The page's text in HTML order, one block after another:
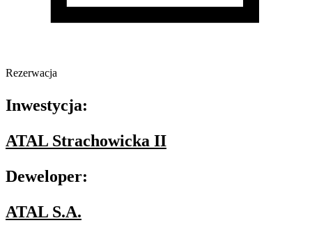
Rezerwacja
Inwestycja:
ATAL Strachowicka II
Deweloper:
ATAL S.A.